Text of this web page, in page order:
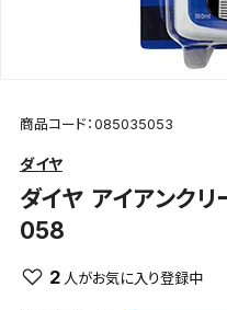
商品コード：085035053
ダイヤ
ダイヤ アイアンク
058
2